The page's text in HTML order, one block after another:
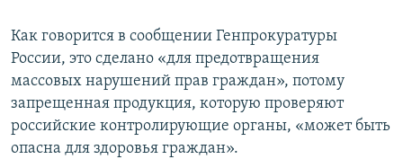
Как говорится в сообщении Генпрокуратуры
России, это сделано «для предотвращения
массовых нарушений прав граждан», потому
запрещенная продукция, которую проверяют
российские контролирующие органы, «может быть
опасна для здоровья граждан».